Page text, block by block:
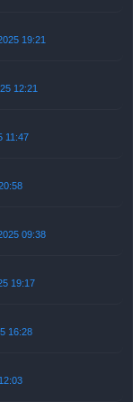
19:21
12:21
11:47
09:38
19:17
16:28